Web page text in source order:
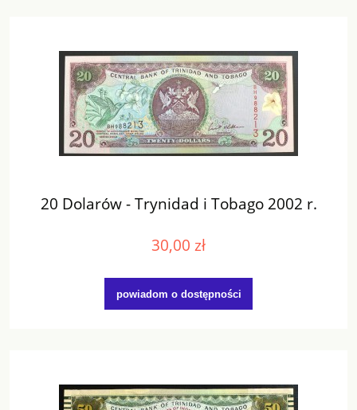
20 Dolarów - Trynidad i Tobago 2002 r.
30,00 zł
powiadom o dostępności